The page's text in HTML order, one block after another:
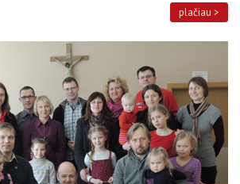
plačiau >